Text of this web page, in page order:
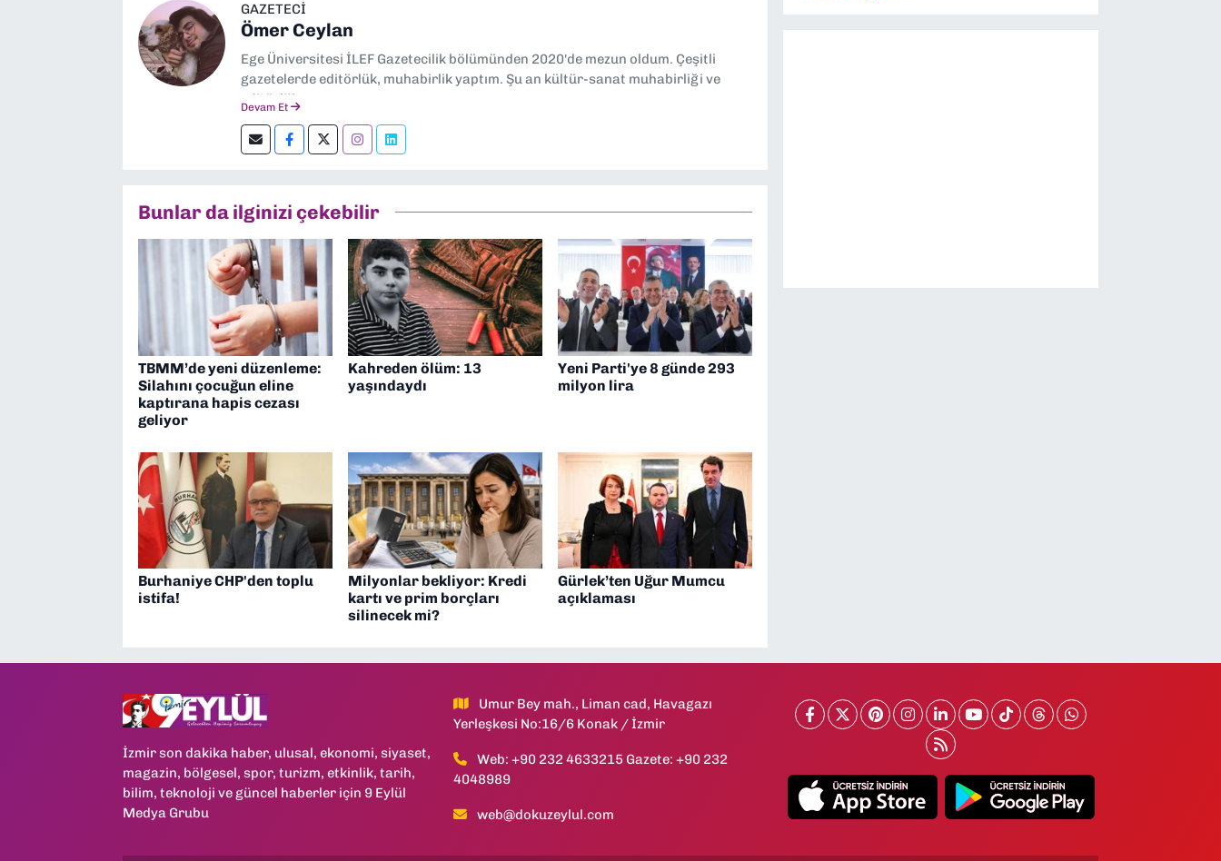
GAZETECİ
Ömer Ceylan
Ege Üniversitesi İLEF Gazetecilik bölümünden 2020'de mezun oldum. Çeşitli
gazetelerde editörlük, muhabirlik yaptım. Şu an kültür-sanat muhabirliği ve
editörlük yapıyorum.
Devam Et
Bunlar da ilginizi çekebilir
TBMM’de yeni düzenleme:
Silahını çocuğun eline
kaptırana hapis cezası
geliyor
Kahreden ölüm: 13
yaşındaydı
Yeni Parti'ye 8 günde 293
milyon lira
Burhaniye CHP'den toplu
istifa!
Milyonlar bekliyor: Kredi
kartı ve prim borçları
silinecek mi?
Gürlek’ten Uğur Mumcu
açıklaması
İzmir son dakika haber, ulusal, ekonomi, siyaset,
magazin, bölgesel, spor, turizm, etkinlik, tarih,
bilim, teknoloji ve güncel haberler için 9 Eylül
Medya Grubu
Umur Bey mah., Liman cad, Havagazı
Yerleşkesi No:16/6 Konak / İzmir
Web: +90 232 4633215 Gazete: +90 232
4048989
web@dokuzeylul.com